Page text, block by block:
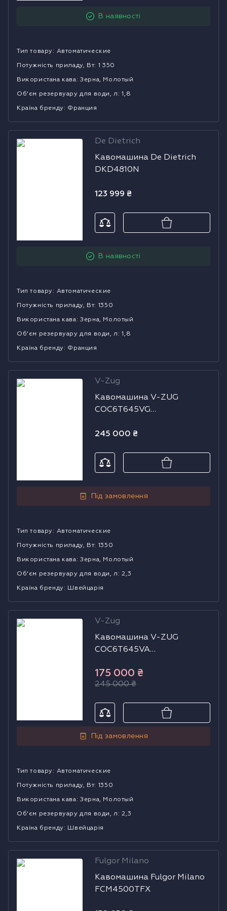
Парові шафи
Вакууматори
Аксесуари до великої побутової техніки
Поверхні з вбудованою витяжкою
В наявності
Тип товару : Автоматические
Потужність приладу, Вт: 1 350
Використана кава: Зерна, Молотый
Об'єм резервуару для води, л : 1,8
Країна бренду : Франция
Кавомашина
De Dietrich
Кавомашина De Dietrich
DKD4810N
123 999 ₴
В наявності
Тип товару : Автоматические
Потужність приладу, Вт: 1350
Використана кава: Зерна, Молотый
Об'єм резервуару для води, л : 1,8
Країна бренду : Франция
Кавомашина V-
V-Zug
Кавомашина V-ZUG
COC6T645VG
245 000 ₴
Під замовлення
Тип товару : Автоматические
Потужність приладу, Вт: 1350
Використана кава: Зерна, Молотый
Об'єм резервуару для води, л : 2,3
Країна бренду : Швейцарія
Кавомашина V-
V-Zug
Кавомашина V-ZUG
COC6T645VA
175 000 ₴
245 000₴
Під замовлення
Тип товару : Автоматические
Потужність приладу, Вт: 1350
Використана кава: Зерна, Молотый
Об'єм резервуару для води, л : 2,3
Країна бренду : Швейцарія
Кавомашина
Fulgor Milano
Кавомашина Fulgor Milano
FCM4500TFX